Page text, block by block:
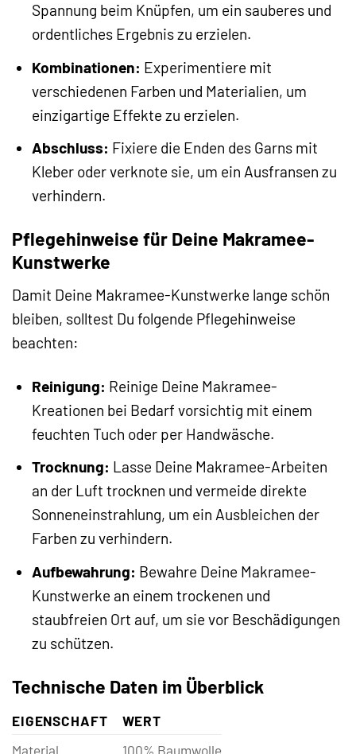
Spannung beim Knüpfen, um ein sauberes und
ordentliches Ergebnis zu erzielen.
Kombinationen: Experimentiere mit
verschiedenen Farben und Materialien, um
einzigartige Effekte zu erzielen.
Abschluss: Fixiere die Enden des Garns mit
Kleber oder verknote sie, um ein Ausfransen zu
verhindern.
Pflegehinweise für Deine Makramee-
Kunstwerke
Damit Deine Makramee-Kunstwerke lange schön
bleiben, solltest Du folgende Pflegehinweise
beachten:
Reinigung: Reinige Deine Makramee-
Kreationen bei Bedarf vorsichtig mit einem
feuchten Tuch oder per Handwäsche.
Trocknung: Lasse Deine Makramee-Arbeiten
an der Luft trocknen und vermeide direkte
Sonneneinstrahlung, um ein Ausbleichen der
Farben zu verhindern.
Aufbewahrung: Bewahre Deine Makramee-
Kunstwerke an einem trockenen und
staubfreien Ort auf, um sie vor Beschädigungen
zu schützen.
Technische Daten im Überblick
EIGENSCHAFT
WERT
Material
100% Baumwolle